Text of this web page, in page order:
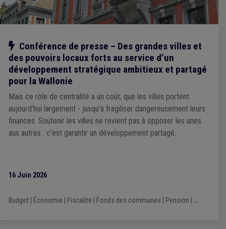
Notre action
Conférence de presse – Des grandes villes et
des pouvoirs locaux forts au service d’un
développement stratégique ambitieux et partagé
pour la Wallonie
Mais ce rôle de centralité a un coût, que les villes portent
aujourd’hui largement - jusqu’à fragiliser dangereusement leurs
finances. Soutenir les villes ne revient pas à opposer les unes
aux autres : c’est garantir un développement partagé.
16 Juin 2026
Budget| Économie Fiscalité Fonds des communes Pension ...